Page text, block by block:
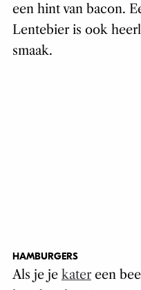
een hint van bacon.
Lentebier is ook
smaak.
HAMBURGERS
Als je je katereen